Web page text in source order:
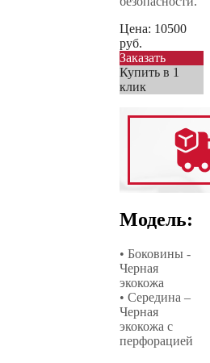
Цена: 10500
руб.
Заказать
Купить в 1
клик
Модель:
• Боковины -
Черная
экокожа
• Середина –
Черная
экокожа с
перфорацией